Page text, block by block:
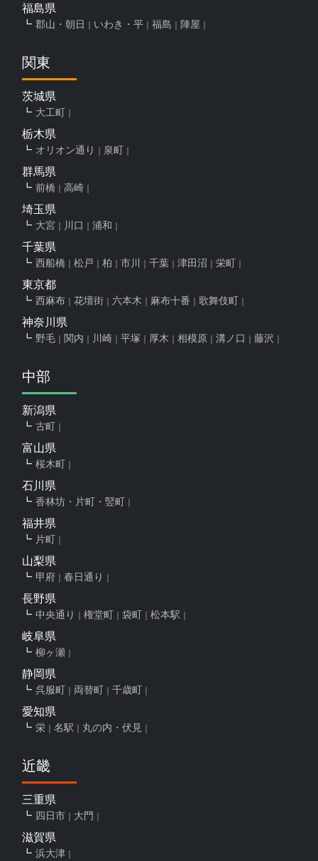
福島県
郡山・朝日 いわき・平 福島 陣屋
関東
茨城県
大工町
栃木県
オリオン通り 泉町
群馬県
前橋 高崎
埼玉県
大宮 川口 浦和
千葉県
西船橋 松戸 柏 市川 千葉 津田沼 栄町
東京都
西麻布 花壇街 六本木 麻布十番 歌舞伎町
神奈川県
野毛 関内 川崎 平塚 厚木 相模原 溝ノ口 藤沢
中部
新潟県
古町
富山県
桜木町
石川県
香林坊・片町・竪町
福井県
片町
山梨県
甲府 春日通り
長野県
中央通り 権堂町 袋町 松本駅
岐阜県
柳ヶ瀬
静岡県
呉服町 両替町 千歳町
愛知県
栄 名駅 丸の内・伏見
近畿
三重県
四日市 大門
滋賀県
浜大津